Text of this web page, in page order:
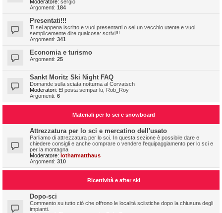
Moderatore: sergio
Argomenti: 184
Presentati!!!
Ti sei appena iscritto e vuoi presentarti o sei un vecchio utente e vuoi
semplicemente dire qualcosa: scrivi!!!
Argomenti: 341
Economia e turismo
Argomenti: 25
Sankt Moritz Ski Night FAQ
Domande sulla sciata notturna al Corvatsch
Moderatori: El posta sempar lu Rob_Roy
Argomenti: 6
Materiali per lo sci e snowboard
Attrezzatura per lo sci e mercatino dell'usato
Parliamo di attrezzatura per lo sci. In questa sezione è possibile dare e
chiedere consigli e anche comprare o vendere l'equipaggiamento per lo sci e
per la montagna
Moderatore: lotharmatthaus
Argomenti: 310
Ricettività e after ski
Dopo-sci
Commento su tutto ciò che offrono le località sciistiche dopo la chiusura degli
impianti.